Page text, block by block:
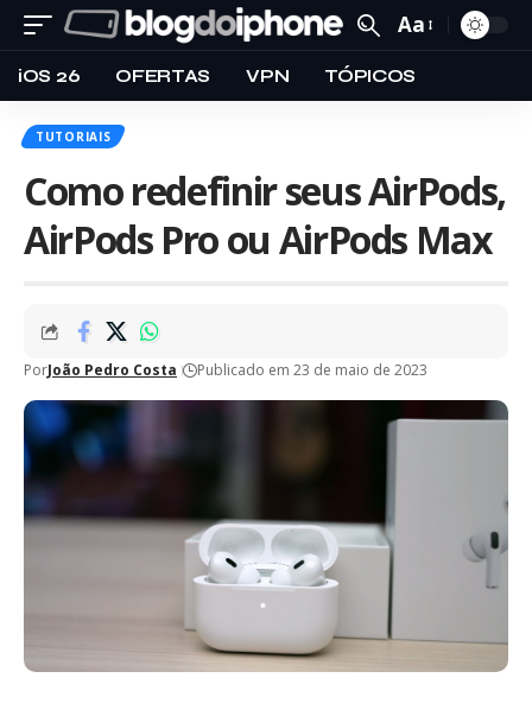
Aa
iOS 26 OFERTAS VPN TÓPICOS
TUTORIAIS
Como redefinir seus AirPods,
AirPods Pro ou AirPods Max
PorJoão Pedro Costa Publicado em 23 de maio de 2023